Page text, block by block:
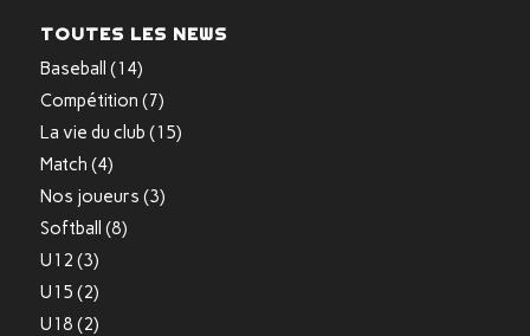
TOUTES LES NEWS
Baseball (14)
Compétition (7)
La vie du club (15)
Match (4)
Nos joueurs (3)
Softball (8)
U12 (3)
U15 (2)
U18 (2)